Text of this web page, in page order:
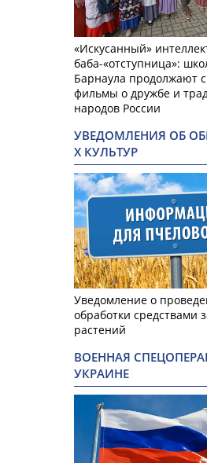
«Искусанный»
баба-«отступница»:
Барнаула продолжают
фильмы о дружбе и
народов России
УВЕДОМЛЕНИЯ ОБ
Х КУЛЬТУР
Уведомление о
обработки средствами
растений
ВОЕННАЯ
УКРАИНЕ